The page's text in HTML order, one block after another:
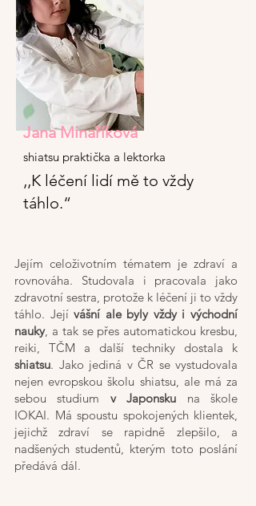
Jana Minaříková
shiatsu praktička a lektorka
‚‚K léčení lidí mě to vždy
táhlo.“
Jejím celoživotním tématem je zdraví a
rovnováha. Studovala i pracovala jako
zdravotní sestra, protože k léčení ji to vždy
táhlo. Jejívášní ale byly vždy i východní
nauky, a tak se přes automatickou kresbu,
reiki, TČM a další techniky dostala k
shiatsu. Jako jediná v ČR se vystudovala
nejen evropskou školu shiatsu, ale má za
sebou studium v Japonsku na škole
IOKAI. Má spoustu spokojených klientek,
jejichž zdraví se rapidně zlepšilo, a
nadšených studentů, kterým toto poslání
předává dál.